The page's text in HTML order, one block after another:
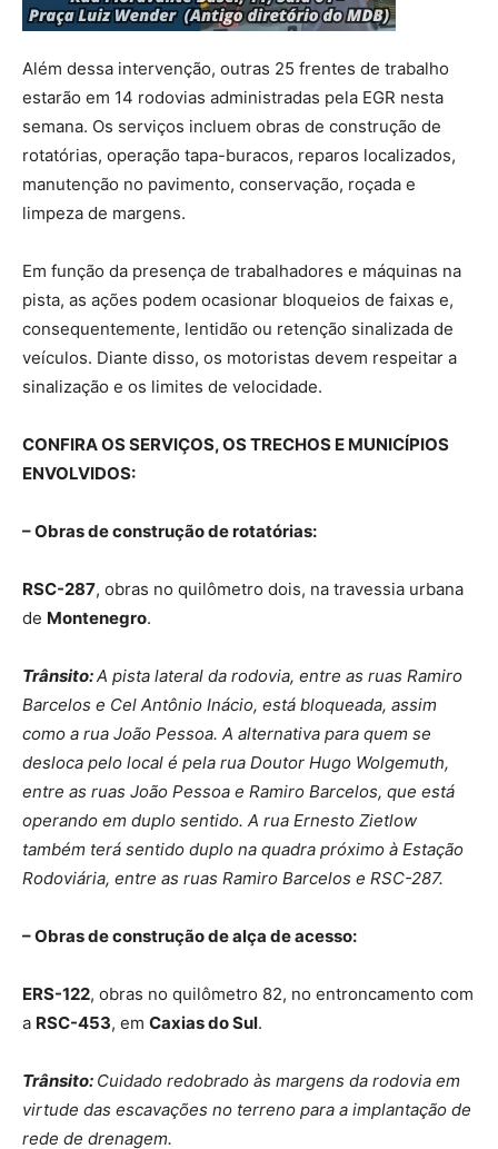
Além dessa intervenção, outras 25 frentes de trabalho
estarão em 14 rodovias administradas pela EGR nesta
semana. Os serviços incluem obras de construção de
rotatórias, operação tapa-buracos, reparos localizados,
manutenção no pavimento, conservação, roçada e
limpeza de margens.
Em função da presença de trabalhadores e máquinas na
pista, as ações podem ocasionar bloqueios de faixas e,
consequentemente, lentidão ou retenção sinalizada de
veículos. Diante disso, os motoristas devem respeitar a
sinalização e os limites de velocidade.
CONFIRA OS SERVIÇOS, OS TRECHOS E MUNICÍPIOS
ENVOLVIDOS:
– Obras de construção de rotatórias:
RSC-287, obras no quilômetro dois, na travessia urbana
de Montenegro.
Trânsito:A pista lateral da rodovia, entre as ruas Ramiro
Barcelos e Cel Antônio Inácio, está bloqueada, assim
como a rua João Pessoa. A alternativa para quem se
desloca pelo local é pela rua Doutor Hugo Wolgemuth,
entre as ruas João Pessoa e Ramiro Barcelos, que está
operando em duplo sentido. A rua Ernesto Zietlow
também terá sentido duplo na quadra próximo à Estação
Rodoviária, entre as ruas Ramiro Barcelos e RSC-287.
– Obras de construção de alça de acesso:
ERS-122, obras no quilômetro 82, no entroncamento com
a RSC-453, em Caxias do Sul.
Trânsito: Cuidado redobrado às margens da rodovia em
virtude das escavações no terreno para a implantação de
rede de drenagem.